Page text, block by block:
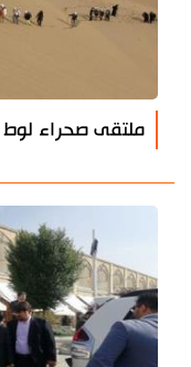
ملتقى صحراء لوط